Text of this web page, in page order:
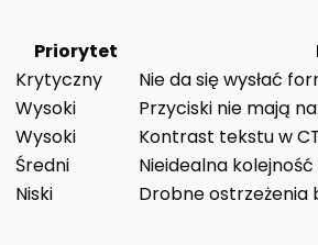
Priorytet
Krytyczny
Nie da się wysłać
Wysoki
Przyciski nie mają
Wysoki
Kontrast tekstu w
Średni
Nieidealna kolejność
Niski
Drobne ostrzeżenia